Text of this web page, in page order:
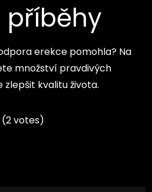
příběhy
erekce pomohla? Na
množství pravdivých
zlepšit kvalitu života.
votes)